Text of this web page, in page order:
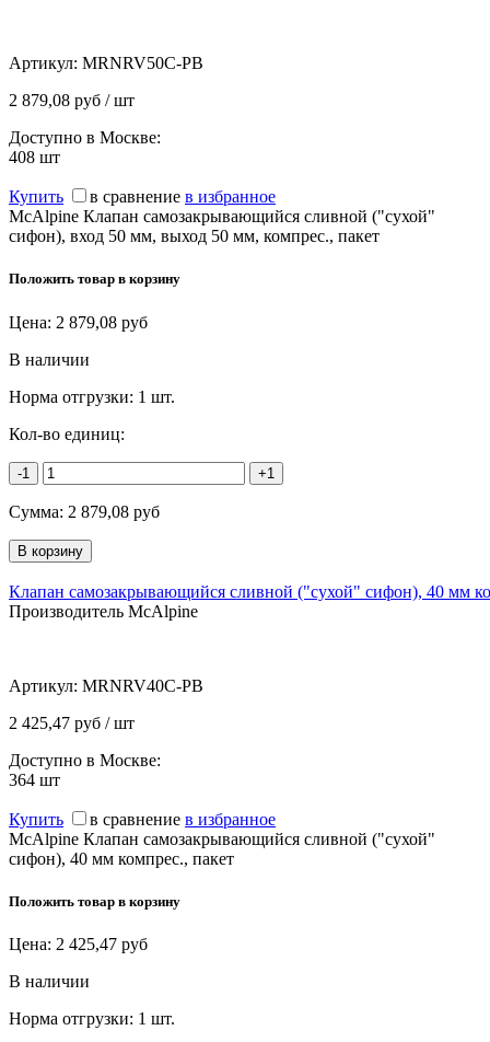
Артикул: MRNRV50C-PB
2 879,08 руб / шт
Доступно в Москве:
408 шт
Купить в сравнение в избранное
McAlpine Клапан самозакрывающийся сливной ("сухой"
сифон), вход 50 мм, выход 50 мм, компрес., пакет
Положить товар в корзину
Цена: 2 879,08 руб
В наличии
Норма отгрузки: 1 шт.
Кол-во единиц:
-1 +1
Сумма: 2 879,08 руб
Клапан самозакрывающийся сливной ("сухой" сифон), 40 мм
Производитель McAlpine
Артикул: MRNRV40C-PB
2 425,47 руб / шт
Доступно в Москве:
364 шт
Купить в сравнение в избранное
McAlpine Клапан самозакрывающийся сливной ("сухой"
сифон), 40 мм компрес., пакет
Положить товар в корзину
Цена: 2 425,47 руб
В наличии
Норма отгрузки: 1 шт.